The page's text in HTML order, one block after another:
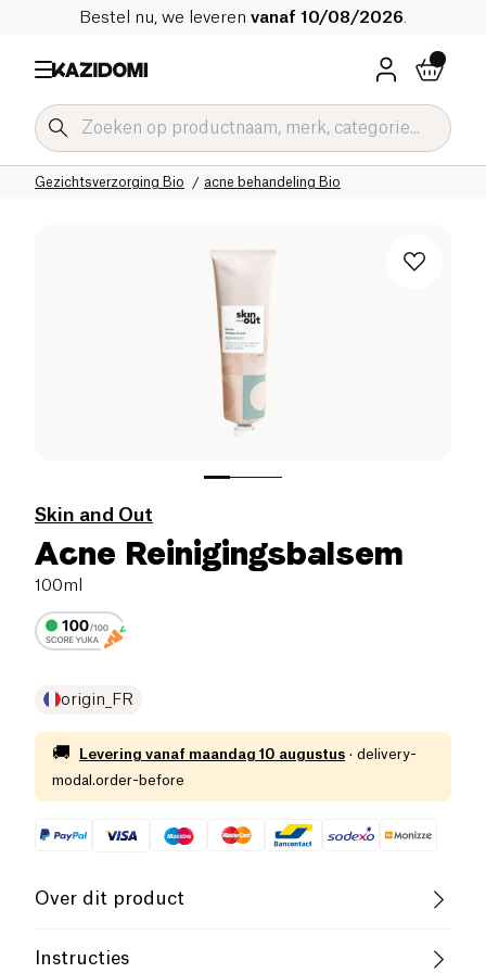
Bestel nu, we leveren vanaf 10/08/2026
acne behandeling Bio
Gezichtsverzorging Bio
Hygiëne & Schoonheid
Onze biologische catalogus
Home
Skin and Out
Acne Reinigingsbalsem
100ml
origin_FR
🚚 Levering vanaf maandag 10 augustus · delivery-
modal.order-before
Over dit product
essentieel product voor een diepe maar milde
Instructies